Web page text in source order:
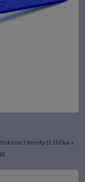
hmoty (1 lžička +